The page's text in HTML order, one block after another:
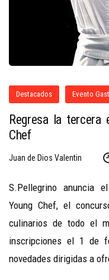
Destacados Evento
Regresa la tercera
Chef
Juan de Dios Valentin
S.Pellegrino anuncia
Young Chef, el
culinarios de todo el
inscripciones el 1 de
novedades dirigidas a